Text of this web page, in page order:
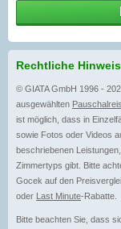
Rechtliche
© GIATA GmbH 1996 -
ausgewählten
ist möglich, dass in
sowie Fotos oder Videos
beschriebenen
Zimmertyps gibt. Bitte
Gocek auf den
oder Last Minute-Rabatte.
Bitte beachten Sie, dass